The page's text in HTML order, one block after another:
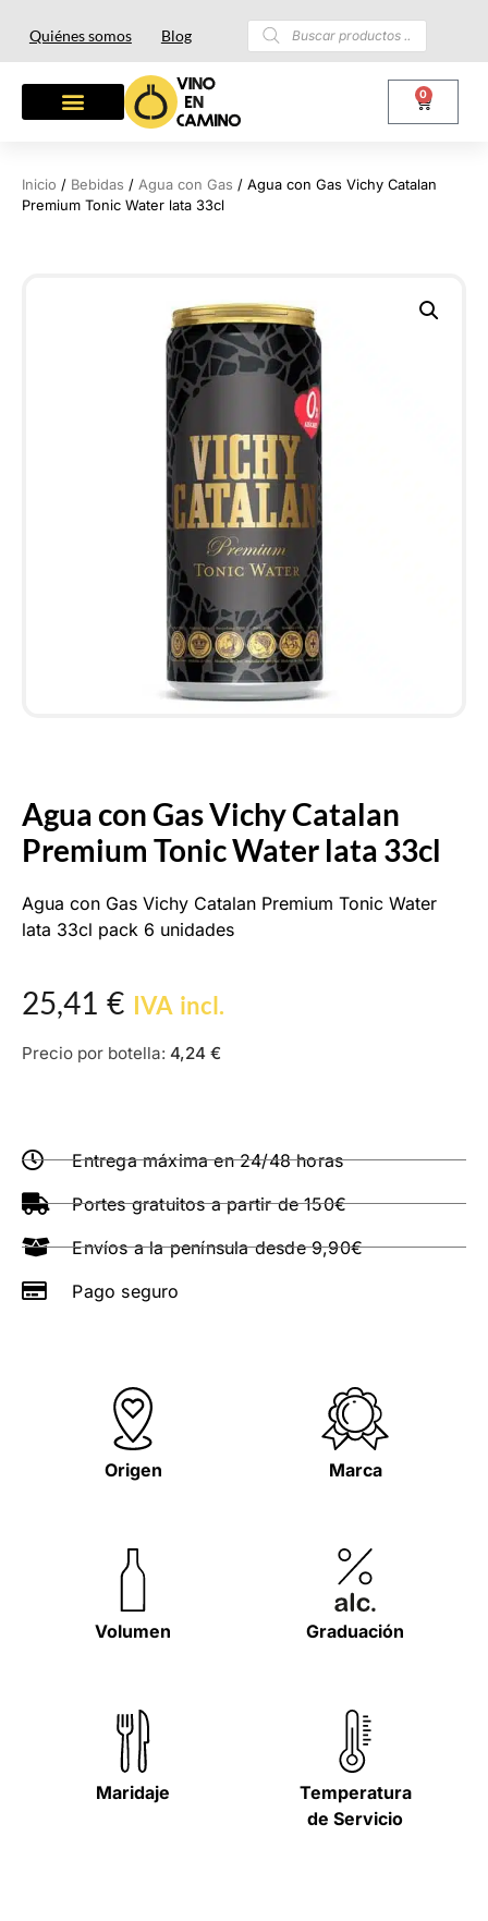
Quiénes somos Blog
0
Inicio / Bebidas / Agua con Gas / Agua con Gas Vichy Catalan
Premium Tonic Water lata 33cl
Agua con Gas Vichy Catalan
Premium Tonic Water lata 33cl
Agua con Gas Vichy Catalan Premium Tonic Water
lata 33cl pack 6 unidades
25,41 € IVA incl.
Precio por botella: 4,24 €
Entrega máxima en 24/48 horas
Portes gratuitos a partir de 150€
Envíos a la península desde 9,90€
Pago seguro
Origen Marca
Volumen Graduación
Maridaje
Temperatura
de Servicio